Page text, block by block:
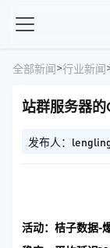
全部新闻>行业新闻
站群服务器的
发布人：
活动：桔子数据-